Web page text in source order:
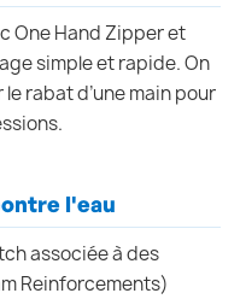
One Hand Zipper et
simple et rapide. On
rabat d’une main pour
l'eau
associée à des
Reinforcements)